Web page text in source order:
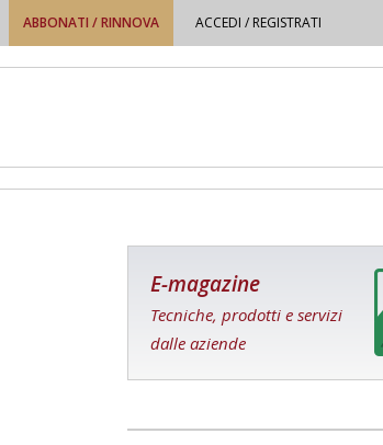
ABBONATI / RINNOVA ACCEDI / REGISTRATI
E-magazine
Tecniche, prodotti e servizi
dalle aziende